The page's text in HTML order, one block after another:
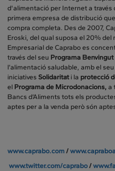
d'alimentació per Internet a través
primera empresa de distribució
compra completa. Des de 2007,
Eroski, del qual suposa el 20% del
Empresarial de Caprabo es
través del seu Programa Benvingut
l’alimentació saludable, amb el seu
iniciatives Solidaritati la protecció
el Programa de Microdonacions, a
Bancs d’Aliments tots els
aptes per a la venda però són
www.caprabo.com/
www.twitter.com/caprabo/